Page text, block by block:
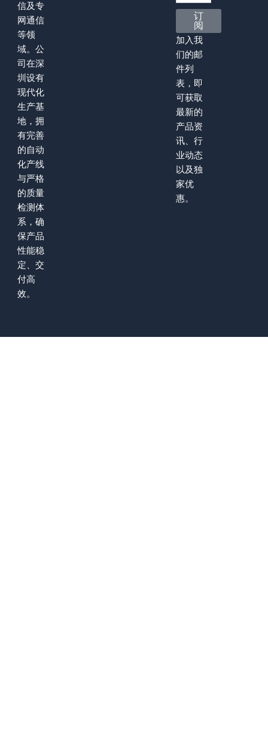
信及专
网通信
等领
域。公
司在深
圳设有
现代化
生产基
地，拥
有完善
的自动
化产线
与严格
的质量
检测体
系，确
保产品
性能稳
定、交
付高
效。
订
阅
加入我
们的邮
件列
表，即
可获取
最新的
产品资
讯、行
业动态
以及独
家优
惠。